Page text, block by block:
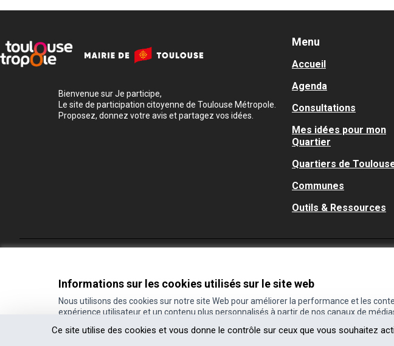
Ce site utilise des cookies et vous donne le contrôle sur ceux que vous souhaitez
Informations sur les cookies utilisés sur le site web
Nous utilisons des cookies sur notre site Web pour améliorer la performance et les
expérience utilisateur et un contenu plus personnalisés à partir de nos canaux de
Bienvenue sur Je participe,
Le site de participation citoyenne de Toulouse Métropole.
Proposez, donnez votre avis et partagez vos idées.
Menu
Accueil
Agenda
Consultations
Mes idées pour mon
Quartier
Quartiers de
Communes
Outils & Ressources
(Lien externe)
Site réalisé grâce aulogiciel libre Decidim
(Lien externe)
.